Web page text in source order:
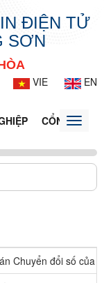
ĐIỆN TỬ
SƠN
VIE
EN
CỔNG DỊCH
Toggle
Chuyển đổi số của